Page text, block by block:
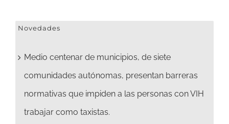
Novedades
Medio centenar de municipios, de siete
comunidades autónomas, presentan barreras
normativas que impiden a las personas con VIH
trabajar como taxistas.